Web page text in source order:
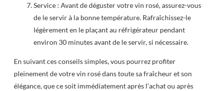
Service : Avant de déguster votre vin rosé, assurez-vous
de le servir à la bonne température. Rafraîchissez-le
légèrement en le plaçant au réfrigérateur pendant
environ 30 minutes avant de le servir, si nécessaire.
En suivant ces conseils simples, vous pourrez profiter
pleinement de votre vin rosé dans toute sa fraîcheur et son
élégance, que ce soit immédiatement après l’achat ou après